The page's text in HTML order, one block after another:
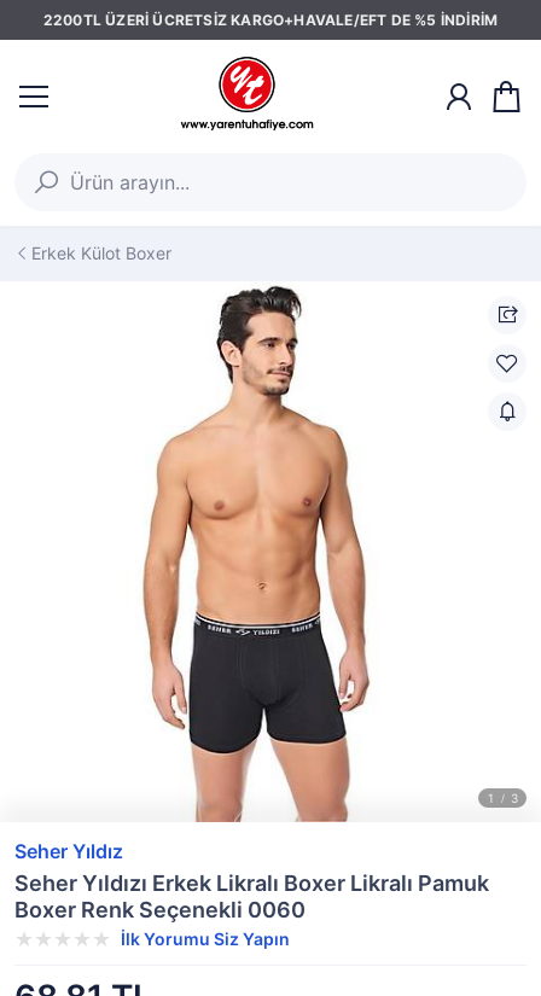
2200TL ÜZERİ ÜCRETSİZ KARGO+HAVALE/EFT DE %5 İNDİRİM
Erkek Külot Boxer
Seher Yıldız
Seher Yıldızı Erkek Likralı Boxer Likralı Pamuk
Boxer Renk Seçenekli 0060
İlk Yorumu Siz Yapın